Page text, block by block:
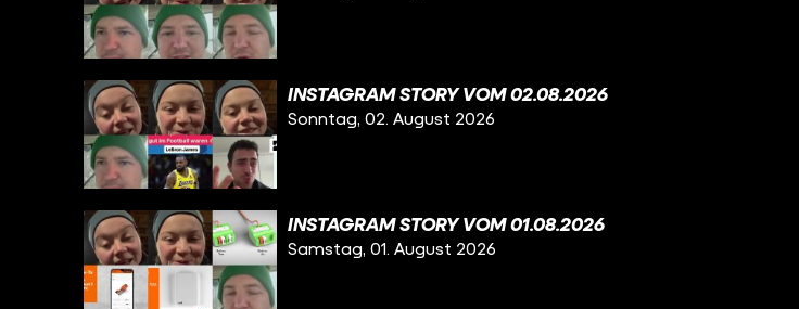
INSTAGRAM STORY VOM 02.08.2026
Sonntag, 02. August 2026
INSTAGRAM STORY VOM 01.08.2026
Samstag, 01. August 2026